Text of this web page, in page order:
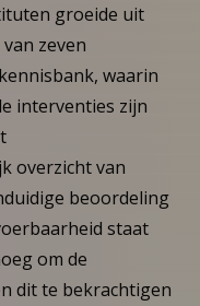
groeide uit
zeven
waarin
interventies zijn
overzicht van
beoordeling
staat
om de
dit te bekrachtigen